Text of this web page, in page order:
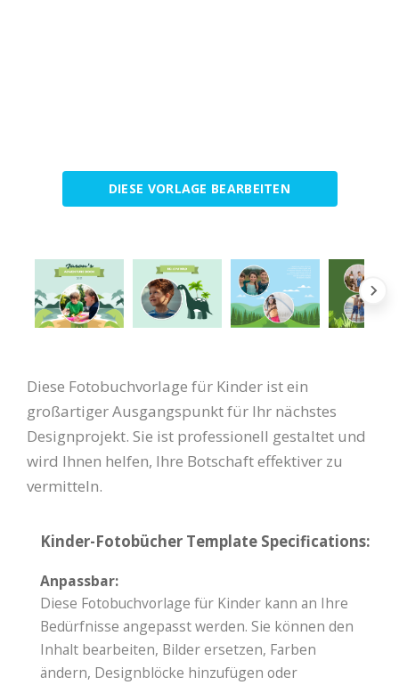
DIESE VORLAGE BEARBEITEN
Diese Fotobuchvorlage für Kinder ist ein
großartiger Ausgangspunkt für Ihr nächstes
Designprojekt. Sie ist professionell gestaltet und
wird Ihnen helfen, Ihre Botschaft effektiver zu
vermitteln.
Kinder-Fotobücher Template Specifications:
Anpassbar:
Diese Fotobuchvorlage für Kinder kann an Ihre
Bedürfnisse angepasst werden. Sie können den
Inhalt bearbeiten, Bilder ersetzen, Farben
ändern, Designblöcke hinzufügen oder